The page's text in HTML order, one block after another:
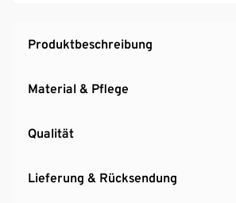
Variabler Halsausschnitt mit
2 elastische Handschlaufen innen
Produktbeschreibung
Material & Pflege
Qualität
Lieferung & Rücksendung